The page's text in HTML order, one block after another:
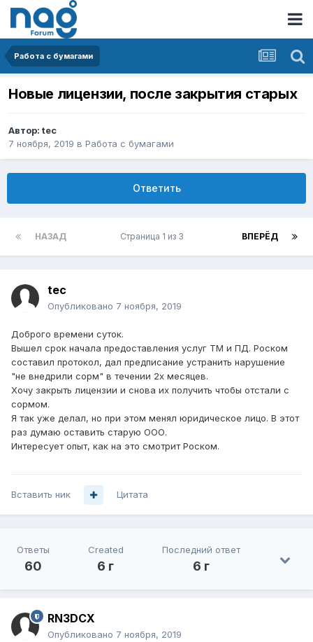
Работа с бумагами
Новые лицензии, после закрытия старых
Автор: tec
7 ноября, 2019 в Работа с бумагами
Ответить
НАЗАД ВПЕРЁД
Страница 1 из 3
tec
Опубликовано 7 ноября, 2019
Доброго времени суток.
Вышел срок начала предоставления услуг ТМ и ПД. Роском
составил протокол, дал предписание устранить нарушение
"не внедрили сорм" в течении 2х месяцев.
Хочу закрыть лицензии и снова их получить чтобы отстали с
сормом.
Я так уже делал, но при этом менял юридическое лицо. В этот
раз думаю оставить старую ООО.
Интересует опыт, как на это смотрит Роском.
Вставить ник Цитата
Ответы
60
Created
6 г
Последний ответ
6 г
RN3DCX
Опубликовано 7 ноября, 2019